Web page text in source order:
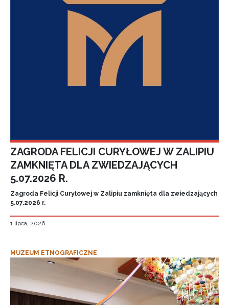
ZAGRODA FELICJI CURYŁOWEJ W ZALIPIU
ZAMKNIĘTA DLA ZWIEDZAJĄCYCH
5.07.2026 R.
Zagroda Felicji Curyłowej w Zalipiu zamknięta dla zwiedzających
5.07.2026 r.
1 lipca, 2026
MUZEUM ETNOGRAFICZNE